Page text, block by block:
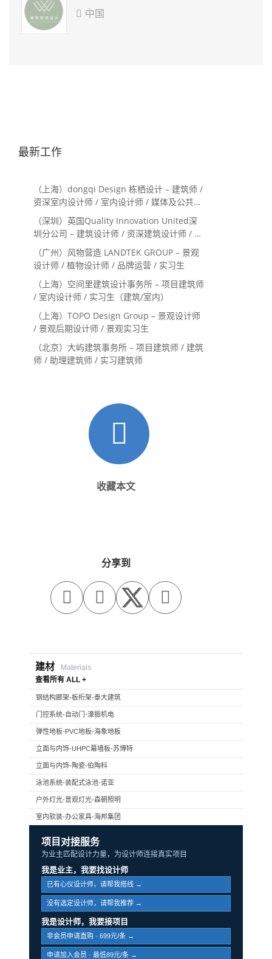
 中国
最新工作
（上海）dongqi Design 栋栖设计 – 建筑师 /
资深室内设计师 / 室内设计师 / 媒体及公共关
系主管 / 设计实习生（常年招聘）
（深圳）英国Quality Innovation United深
圳分公司 – 建筑设计师 / 资深建筑设计师 / 室
内设计师 / 设计实习生
（广州）风物营造 LANDTEK GROUP – 景观
设计师 / 植物设计师 / 品牌运营 / 实习生
（上海）空间里建筑设计事务所 – 项目建筑师
/ 室内设计师 / 实习生（建筑/室内）
（上海）TOPO Design Group – 景观设计师
/ 景观后期设计师 / 景观实习生
（北京）大屿建筑事务所 – 项目建筑师 / 建筑
师 / 助理建筑师 / 实习建筑师
收藏本文
分享到
  
建材
Materials
查看所有 ALL +
钢结构廊架-板桁架-泰大建筑
门控系统-自动门-濠振机电
弹性地板-PVC地板-海象地板
立面与内饰-UHPC幕墙板-苏博特
立面与内饰-陶瓷-伯陶科
泳池系统-装配式泳池-诺亚
户外灯光-景观灯光-森朝照明
室内软装-办公家具-海邦集团
项目对接服务
为业主匹配设计力量，为设计师连接真实项目
我是业主，我要找设计师
已有心仪设计师，请帮我搭线 →
没有选定设计师，请帮我推荐 →
我是设计师，我要接项目
非会员申请直购 · 699元/条 →
申请加入会员 · 最低89元/条 →